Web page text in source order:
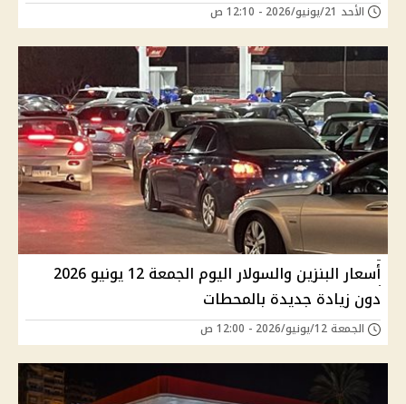
الأحد 21/يونيو/2026 - 12:10 ص
أسعار البنزين والسولار اليوم الجمعة 12 يونيو 2026
دون زيادة جديدة بالمحطات
الجمعة 12/يونيو/2026 - 12:00 ص